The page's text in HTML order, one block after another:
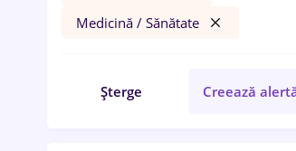
Medicină / Sănătate
Șterge Creează